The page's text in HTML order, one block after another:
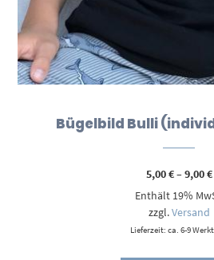
Bügelbild Bulli
5,00€–9,00€
Enthält 19%
zzgl.Versand
Lieferzeit: ca. 6-9